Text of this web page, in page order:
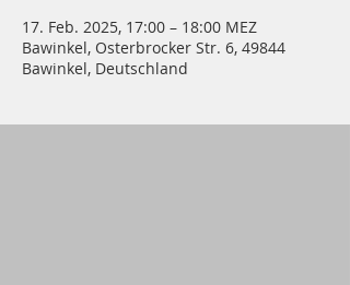
17. Feb. 2025, 17:00 – 18:00 MEZ
Bawinkel, Osterbrocker Str. 6, 49844
Bawinkel, Deutschland